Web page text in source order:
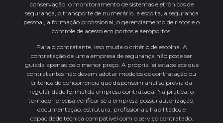
conservação, o monitoramento de sistemas eletrônicos de
segurança, o transporte de numerário, a escolta, a segurança
pessoal, a formação profissional, o gerenciamento de riscos e o
controle de acesso em portos e aeroportos.
Para o contratante, isso muda o critério de escolha. A
contratação de uma empresa de segurança não pode ser
guiada apenas pelo menor preço. A própria lei estabelece que
contratantes não devem adotar modelos de contratação ou
critérios de concorrência que dispensem análise prévia da
regularidade formal da empresa contratada. Na prática, o
tomador precisa verificar se a empresa possui autorização,
documentação, estrutura, profissionais habilitados e
capacidade técnica compatível com o serviço contratado.